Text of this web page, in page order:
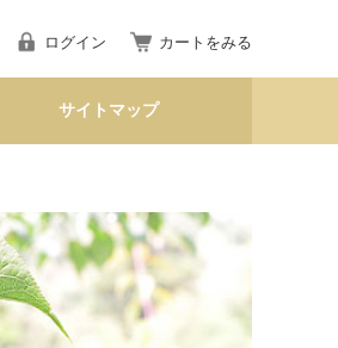
ログイン カートをみる
サイトマップ